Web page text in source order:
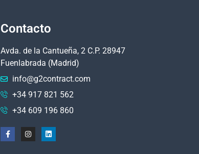
Contacto
Avda. de la Cantueña, 2 C.P. 28947
Fuenlabrada (Madrid)
info@g2contract.com
+34 917 821 562
+34 609 196 860